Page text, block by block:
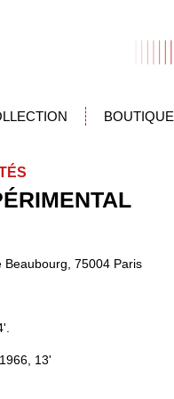
BOUTIQUE
75004 Paris
13'